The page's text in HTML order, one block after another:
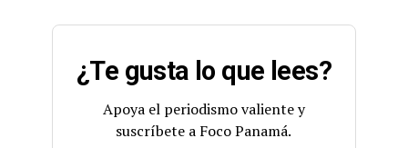
¿Te gusta lo que lees?
Apoya el periodismo valiente y
suscríbete a Foco Panamá.